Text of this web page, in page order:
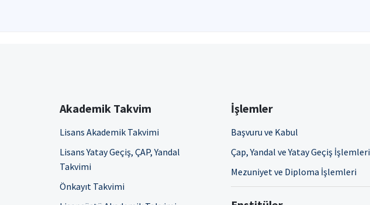
Akademik Takvim
Lisans Akademik Takvimi
Lisans Yatay Geçiş, ÇAP, Yandal
Takvimi
Önkayıt Takvimi
İşlemler
Başvuru ve Kabul
Çap, Yandal ve Yatay Geçiş İşlemleri
Mezuniyet ve Diploma İşlemleri